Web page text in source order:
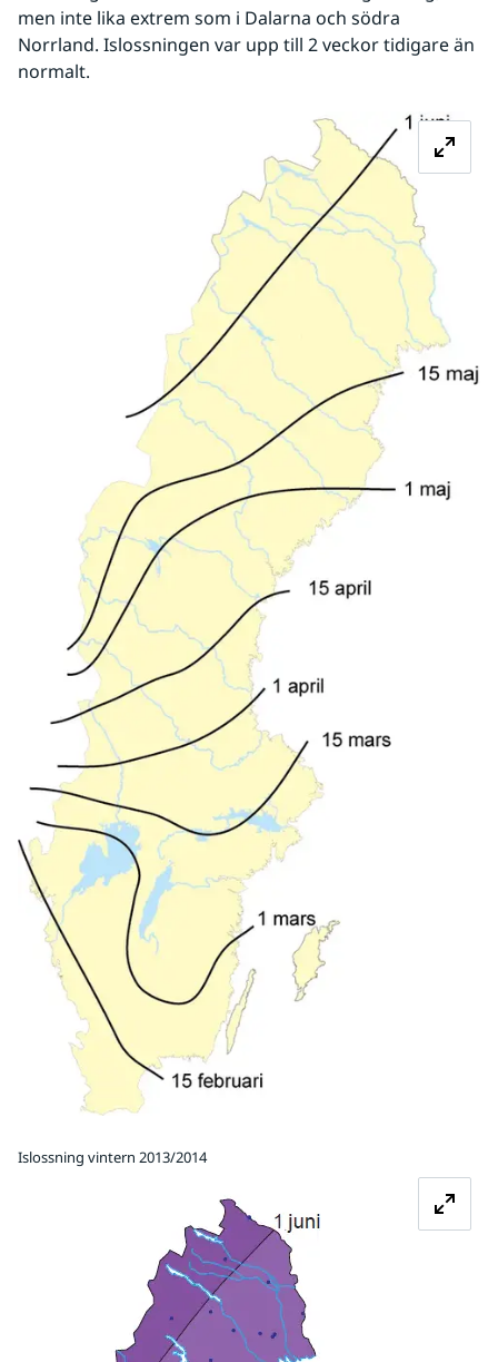
men inte lika extrem som i Dalarna och södra
Norrland. Islossningen var upp till 2 veckor tidigare än
normalt.
Islossning vintern 2013/2014